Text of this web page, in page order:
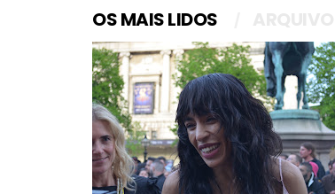
OS MAIS LIDOS